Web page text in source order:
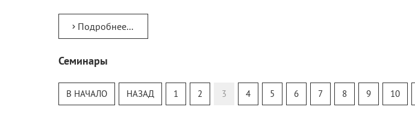
Подробнее...
Семинары
Теософский Квизи
Тайная Доктрина
В НАЧАЛО НАЗАД 1 2 3 4 5 6 7 8 9 10